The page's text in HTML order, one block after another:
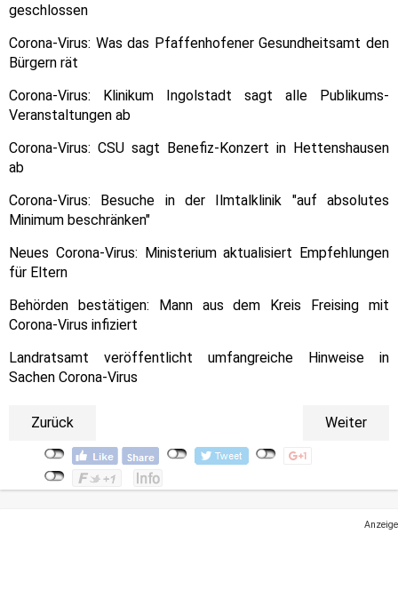
geschlossen
Corona-Virus: Was das Pfaffenhofener Gesundheitsamt den
Bürgern rät
Corona-Virus: Klinikum Ingolstadt sagt alle Publikums-
Veranstaltungen ab
Corona-Virus: CSU sagt Benefiz-Konzert in Hettenshausen
ab
Corona-Virus: Besuche in der Ilmtalklinik "auf absolutes
Minimum beschränken"
Neues Corona-Virus: Ministerium aktualisiert Empfehlungen
für Eltern
Behörden bestätigen: Mann aus dem Kreis Freising mit
Corona-Virus infiziert
Landratsamt veröffentlicht umfangreiche Hinweise in
Sachen Corona-Virus
Zurück Weiter
Anzeige